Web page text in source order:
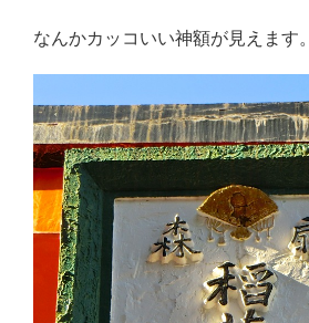
なんかカッコいい神額が見えます。